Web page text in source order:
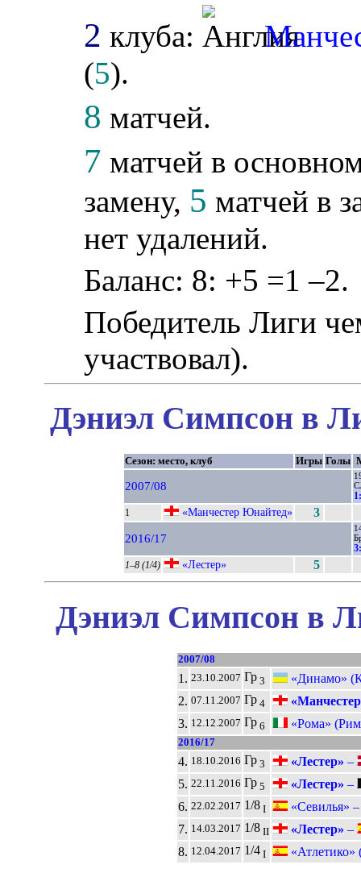
2 клуба:
(5).
8 матчей.
7 матчей в
замену, 5 матчей в
нет удалений.
Баланс: 8: +5 =1 –2.
Победитель Лиги
участвовал).
Дэниэл Симпсон в
Сезон: место, клуб Игры Голы
2007/08
1 «Манчестер Юнайтед» 3
2016/17
1–8 (1/4) «Лестер» 5
Дэниэл Симпсон в
2007/08
1. 23.10.2007 Гр3
«Динамо»
2. 07.11.2007 Гр4
3. 12.12.2007 Гр6 «Рома»
2016/17
4. 18.10.2016 Гр3 «Лестер» –
5. 22.11.2016 Гр5 «Лестер» –
6. 22.02.2017 1/8I
«Севилья»
7. 14.03.2017 1/8II «Лестер» –
8. 12.04.2017 1/4I